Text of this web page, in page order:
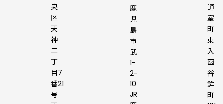
央
区
天
神
二
丁
目7
番21
号
鹿
児
島
市
武
1-
2-
10
JR
通
室
町
東
入
函
谷
鉾
町